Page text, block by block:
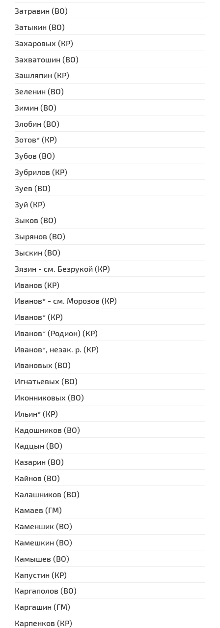
Затравин (ВО)
Затыкин (ВО)
Захаровых (КР)
Захватошин (ВО)
Зашляпин (КР)
Зеленин (ВО)
Зимин (ВО)
Злобин (ВО)
Зотов* (КР)
Зубов (ВО)
Зубрилов (КР)
Зуев (ВО)
Зуй (КР)
Зыков (ВО)
Зырянов (ВО)
Зыскин (ВО)
Зязин - см. Безрукой (КР)
Иванов (КР)
Иванов* - см. Морозов (КР)
Иванов* (КР)
Иванов* (Родион) (КР)
Иванов*, незак. р. (КР)
Ивановых (ВО)
Игнатьевых (ВО)
Иконниковых (ВО)
Ильин* (КР)
Кадошников (ВО)
Кадцын (ВО)
Казарин (ВО)
Кайнов (ВО)
Калашников (ВО)
Камаев (ГМ)
Каменшик (ВО)
Камешкин (ВО)
Камышев (ВО)
Капустин (КР)
Каргаполов (ВО)
Каргашин (ГМ)
Карпенков (КР)